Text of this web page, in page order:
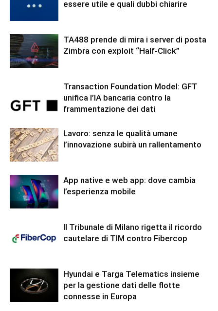
essere utile e quali dubbi chiarire
TA488 prende di mira i server di posta
Zimbra con exploit “Half-Click”
Transaction Foundation Model: GFT
unifica l’IA bancaria contro la
frammentazione dei dati
Lavoro: senza le qualità umane
l’innovazione subirà un rallentamento
App native e web app: dove cambia
l’esperienza mobile
Il Tribunale di Milano rigetta il ricordo
cautelare di TIM contro Fibercop
Hyundai e Targa Telematics insieme
per la gestione dati delle flotte
connesse in Europa